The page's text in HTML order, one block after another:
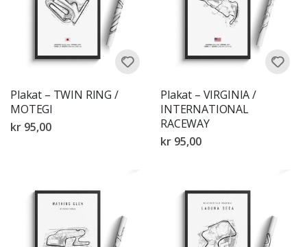
Plakat – TWIN RING /
MOTEGI
kr 95,00
Plakat – VIRGINIA /
INTERNATIONAL
RACEWAY
kr 95,00